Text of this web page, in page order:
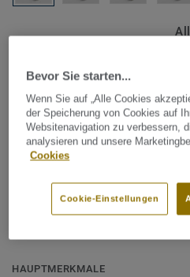
Tarkett Zubehör Komplettsortiment
Schweißschnur
- Unicoloured
Schweißschnüre werden zur
wasserdichte und
perfekte Hygiene und einfache
Bodenbelagssortiment
HAUPTMERKMALE
Bevor Sie starten...
Wenn Sie auf „Alle Cookies
der Speicherung von Cookies auf
Websitenavigation zu verbessern,
analysieren und unsere
Cookies
Cookie-Einstellungen